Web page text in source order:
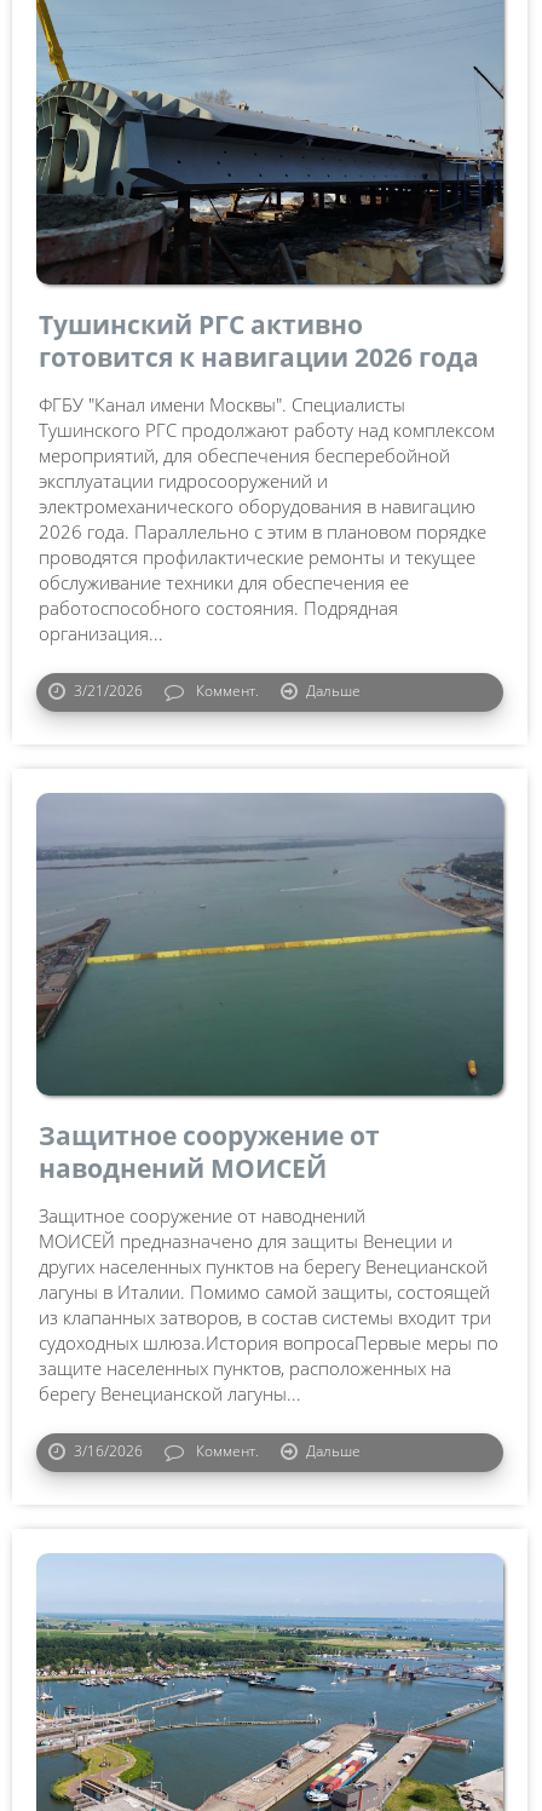
Тушинский РГС активно
готовится к навигации 2026 года
ФГБУ "Канал имени Москвы". Специалисты
Тушинского РГС продолжают работу над комплексом
мероприятий, для обеспечения бесперебойной
эксплуатации гидросооружений и
электромеханического оборудования в навигацию
2026 года. Параллельно с этим в плановом порядке
проводятся профилактические ремонты и текущее
обслуживание техники для обеспечения ее
работоспособного состояния. Подрядная
организация...
3/21/2026 Коммент. Дальше
Защитное сооружение от
наводнений МОИСЕЙ
Защитное сооружение от наводнений
МОИСЕЙ предназначено для защиты Венеции и
других населенных пунктов на берегу Венецианской
лагуны в Италии. Помимо самой защиты, состоящей
из клапанных затворов, в состав системы входит три
судоходных шлюза.История вопросаПервые меры по
защите населенных пунктов, расположенных на
берегу Венецианской лагуны...
3/16/2026 Коммент. Дальше